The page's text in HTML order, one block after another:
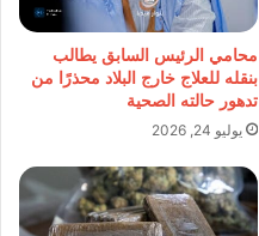
محامي الرئيس السابق يطالب
بنقله للعلاج خارج البلاد محذرًا من
تدهور حالته الصحية
يوليو 24, 2026